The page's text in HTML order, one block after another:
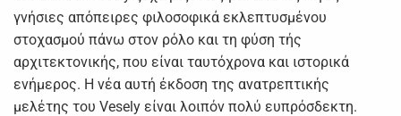
γνήσιες απόπειρες φιλοσοφικά εκλεπτυσμένου
στοχασμού πάνω στον ρόλο και τη φύση τής
αρχιτεκτονικής, που είναι ταυτόχρονα και ιστορικά
ενήμερος. Η νέα αυτή έκδοση της ανατρεπτικής
μελέτης του Vesely είναι λοιπόν πολύ ευπρόσδεκτη.